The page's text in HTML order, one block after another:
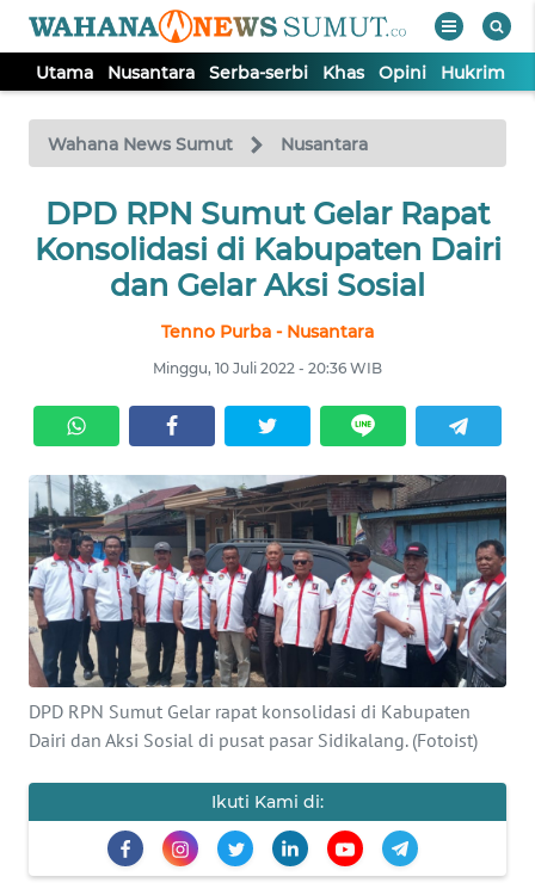
Utama Nusantara Serba-serbi Khas Opini Hukrim
Wahana News Sumut Nusantara
DPD RPN Sumut Gelar Rapat
Konsolidasi di Kabupaten Dairi
dan Gelar Aksi Sosial
Tenno Purba - Nusantara
Minggu, 10 Juli 2022 - 20:36 WIB
DPD RPN Sumut Gelar rapat konsolidasi di Kabupaten
Dairi dan Aksi Sosial di pusat pasar Sidikalang. (Fotoist)
Ikuti Kami di:
TV
Tutup
UTAMA
NUSANTARA
KHAS
OPINI
HUKRIM
PERISTIWA
Informasi
INDEKS
BERITA